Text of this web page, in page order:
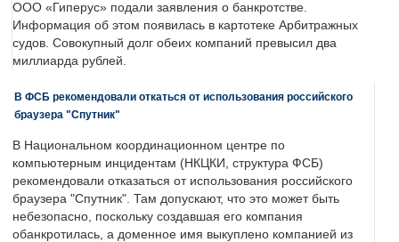
ООО «Гиперус» подали заявления о банкротстве.
Информация об этом появилась в картотеке Арбитражных
судов. Совокупный долг обеих компаний превысил два
миллиарда рублей.
В ФСБ рекомендовали откаться от использования российского
браузера "Спутник"
В Национальном координационном центре по
компьютерным инцидентам (НКЦКИ, структура ФСБ)
рекомендовали отказаться от использования российского
браузера "Спутник". Там допускают, что это может быть
небезопасно, поскольку создавшая его компания
обанкротилась, а доменное имя выкуплено компанией из